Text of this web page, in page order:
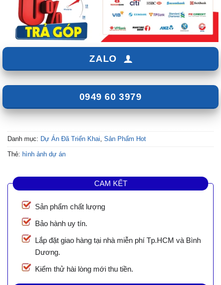
ZALO
0949 60 3979
Danh mục: Dự Án Đã Triển Khai, Sản Phẩm Hot
Thẻ: hình ảnh dự án
CAM KẾT
Sản phẩm chất lượng
Bảo hành uy tín.
Lắp đặt giao hàng tại nhà miễn phí Tp.HCM và Bình
Dương.
Kiểm thử hài lòng mới thu tiền.